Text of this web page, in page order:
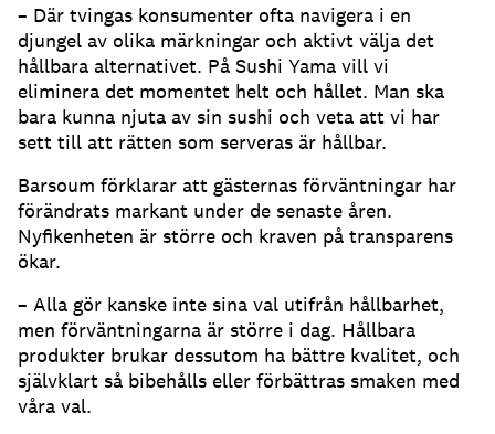
– Där tvingas konsumenter ofta navigera i en
djungel av olika märkningar och aktivt välja det
hållbara alternativet. På Sushi Yama vill vi
eliminera det momentet helt och hållet. Man ska
bara kunna njuta av sin sushi och veta att vi har
sett till att rätten som serveras är hållbar.
Barsoum förklarar att gästernas förväntningar har
förändrats markant under de senaste åren.
Nyfikenheten är större och kraven på transparens
ökar.
– Alla gör kanske inte sina val utifrån hållbarhet,
men förväntningarna är större i dag. Hållbara
produkter brukar dessutom ha bättre kvalitet, och
självklart så bibehålls eller förbättras smaken med
våra val.